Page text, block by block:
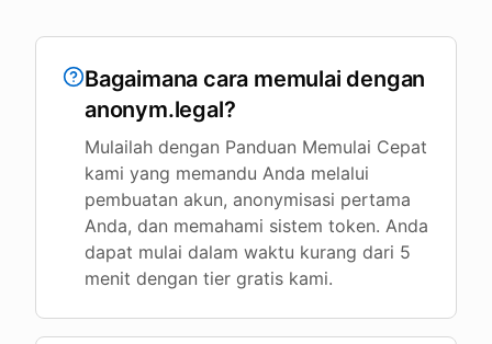
Bagaimana cara memulai dengan
anonym.legal?
Mulailah dengan Panduan Memulai Cepat
kami yang memandu Anda melalui
pembuatan akun, anonymisasi pertama
Anda, dan memahami sistem token. Anda
dapat mulai dalam waktu kurang dari 5
menit dengan tier gratis kami.